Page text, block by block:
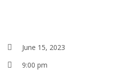
June 15, 2023
9:00 pm